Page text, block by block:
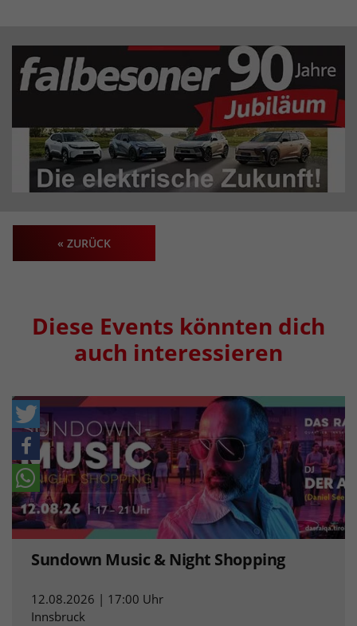
« ZURÜCK
Diese Events könnten dich
auch interessieren
Sundown Music & Night Shopping
12.08.2026 | 17:00 Uhr
Innsbruck